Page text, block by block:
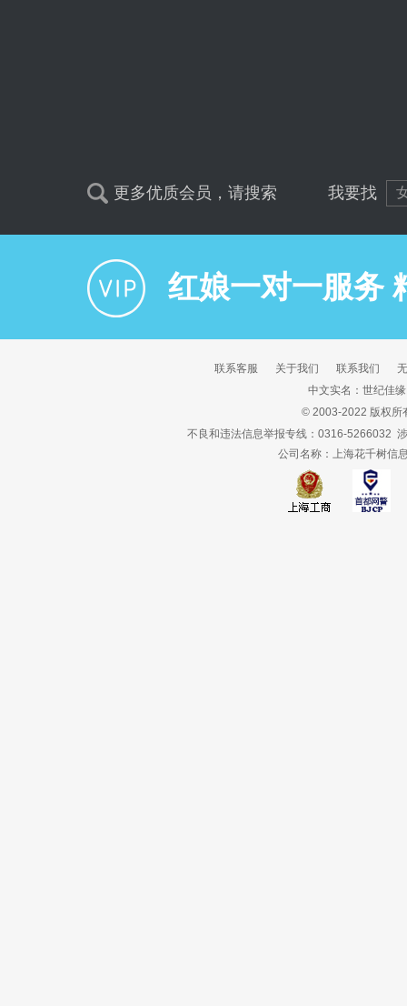
更多优质会员，请搜索 我要找
红娘一对一服务
联系客服 关于我们 联系我们
中文实名：世纪佳缘
© 2003-2022 版权
不良和违法信息举报专线：0316-5266032
公司名称：上海花千树信